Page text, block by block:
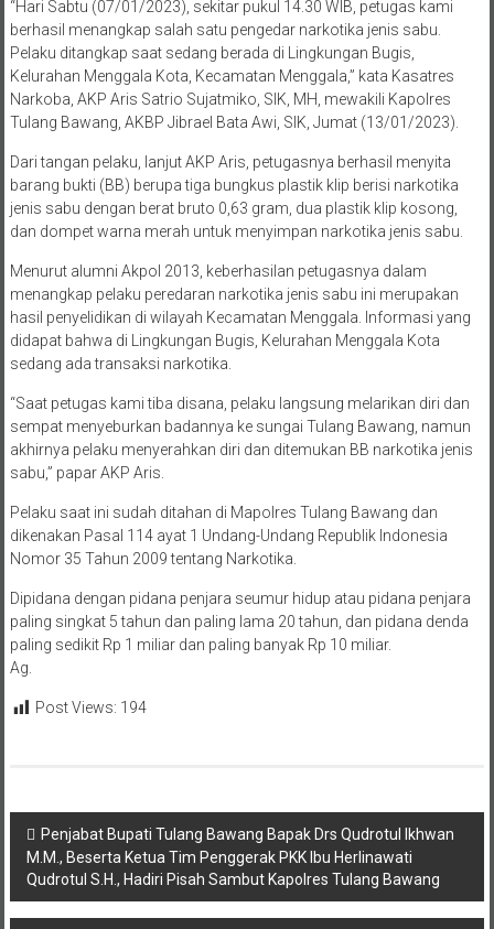
“Hari Sabtu (07/01/2023), sekitar pukul 14.30 WIB, petugas kami
berhasil menangkap salah satu pengedar narkotika jenis sabu.
Pelaku ditangkap saat sedang berada di Lingkungan Bugis,
Kelurahan Menggala Kota, Kecamatan Menggala,” kata Kasatres
Narkoba, AKP Aris Satrio Sujatmiko, SIK, MH, mewakili Kapolres
Tulang Bawang, AKBP Jibrael Bata Awi, SIK, Jumat (13/01/2023).
Dari tangan pelaku, lanjut AKP Aris, petugasnya berhasil menyita
barang bukti (BB) berupa tiga bungkus plastik klip berisi narkotika
jenis sabu dengan berat bruto 0,63 gram, dua plastik klip kosong,
dan dompet warna merah untuk menyimpan narkotika jenis sabu.
Menurut alumni Akpol 2013, keberhasilan petugasnya dalam
menangkap pelaku peredaran narkotika jenis sabu ini merupakan
hasil penyelidikan di wilayah Kecamatan Menggala. Informasi yang
didapat bahwa di Lingkungan Bugis, Kelurahan Menggala Kota
sedang ada transaksi narkotika.
“Saat petugas kami tiba disana, pelaku langsung melarikan diri dan
sempat menyeburkan badannya ke sungai Tulang Bawang, namun
akhirnya pelaku menyerahkan diri dan ditemukan BB narkotika jenis
sabu,” papar AKP Aris.
Pelaku saat ini sudah ditahan di Mapolres Tulang Bawang dan
dikenakan Pasal 114 ayat 1 Undang-Undang Republik Indonesia
Nomor 35 Tahun 2009 tentang Narkotika.
Dipidana dengan pidana penjara seumur hidup atau pidana penjara
paling singkat 5 tahun dan paling lama 20 tahun, dan pidana denda
paling sedikit Rp 1 miliar dan paling banyak Rp 10 miliar.
Ag.
Post Views: 194
Navigasi
pos
Penjabat Bupati Tulang Bawang Bapak Drs Qudrotul Ikhwan
M.M., Beserta Ketua Tim Penggerak PKK Ibu Herlinawati
Qudrotul S.H., Hadiri Pisah Sambut Kapolres Tulang Bawang